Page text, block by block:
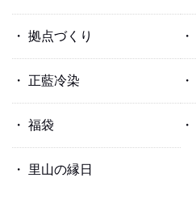
拠点づくり
正藍冷染
福袋
里山の縁日